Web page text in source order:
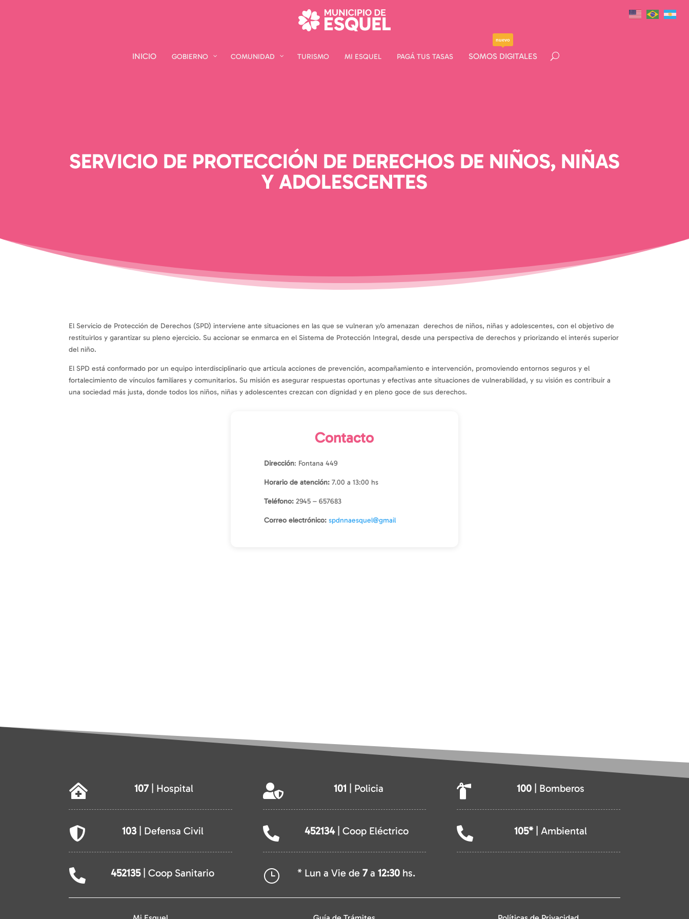
INICIO GOBIERNO COMUNIDAD TURISMO MI ESQUEL PAGÁ TUS TASAS SOMOS DIGITALES
nuevo
INICIO GOBIERNO COMUNIDAD TURISMO MI ESQUEL PAGÁ TUS TASAS SOMOS DIGITALES
nuevo
SERVICIO DE PROTECCIÓN DE DERECHOS DE NIÑOS, NIÑAS
Y ADOLESCENTES
El Servicio de Protección de Derechos (SPD) interviene ante situaciones en las que se vulneran y/o amenazan derechos de niños, niñas y adolescentes, con el objetivo de
restituirlos y garantizar su pleno ejercicio. Su accionar se enmarca en el Sistema de Protección Integral, desde una perspectiva de derechos y priorizando el interés superior
del niño.
El SPD está conformado por un equipo interdisciplinario que articula acciones de prevención, acompañamiento e intervención, promoviendo entornos seguros y el
fortalecimiento de vínculos familiares y comunitarios. Su misión es asegurar respuestas oportunas y efectivas ante situaciones de vulnerabilidad, y su visión es contribuir a
una sociedad más justa, donde todos los niños, niñas y adolescentes crezcan con dignidad y en pleno goce de sus derechos.
Contacto
Dirección: Fontana 449
Horario de atención:7.00 a 13:00 hs
Teléfono:2945 – 657683
Correo electrónico: spdnnaesquel@gmail
 107| Hospital
 103| Defensa Civil
 452135| Coop Sanitario
 101 | Policia
 452134| Coop Eléctrico
} * Lun a Vie de7 a12:30 hs.
 100| Bomberos
 105*| Ambiental